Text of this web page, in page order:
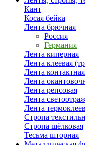
Кант
Косая бейка
Лента брючная
Россия
Германия
Лента киперная
Лента клеевая
Лента
Лента
Лента репсовая
Лента
Лента
Стропа
Стропа шёлковая
Тесьма шторная